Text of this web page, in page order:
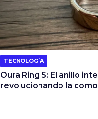
TECNOLOGÍA
Oura Ring 5: El anillo
revolucionando la